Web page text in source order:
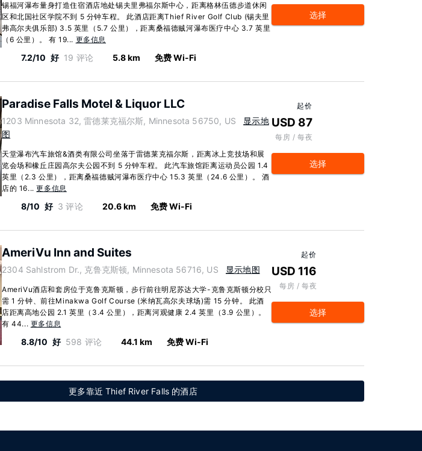
锡福河瀑布量身打造住宿酒店地处锡夫里弗福尔斯中心，距离格林伍德步道休闲
区和北国社区学院不到 5 分钟车程。 此酒店距离Thief River Golf Club (锡夫里
弗高尔夫俱乐部) 3.5 英里（5.7 公里），距离桑福德贼河瀑布医疗中心 3.7 英里
（6 公里）。 有 19... 更多信息
7.2/10 好 19 评论 5.8 km 免费 Wi-Fi
选择
Paradise Falls Motel & Liquor LLC
1203 Minnesota 32, 雷德莱克福尔斯, Minnesota 56750, US
显示地
图
天堂瀑布汽车旅馆&酒类有限公司坐落于雷德莱克福尔斯，距离冰上竞技场和展
览会场和橡丘庄园高尔夫公园不到 5 分钟车程。 此汽车旅馆距离运动员公园 1.4
英里（2.3 公里），距离桑福德贼河瀑布医疗中心 15.3 英里（24.6 公里）。 酒
店的 16...更多信息
8/10 好 3 评论 20.6 km 免费 Wi-Fi
起价
USD 87
每房 / 每夜
选择
AmeriVu Inn and Suites
2304 Sahlstrom Dr., 克鲁克斯顿, Minnesota 56716, US 显示地图
AmeriVu酒店和套房位于克鲁克斯顿，步行前往明尼苏达大学-克鲁克斯顿分校只
需 1 分钟、前往Minakwa Golf Course (米纳瓦高尔夫球场)需 15 分钟。 此酒
店距离高地公园 2.1 英里（3.4 公里），距离河观健康 2.4 英里（3.9 公里）。
有 44... 更多信息
8.8/10 好 598 评论 44.1 km 免费 Wi-Fi
起价
USD 116
每房 / 每夜
选择
更多靠近 Thief River Falls 的酒店